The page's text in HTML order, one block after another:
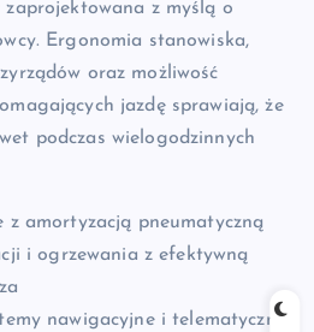
z myślą o
Ergonomia stanowiska,
oraz możliwość
jazdę sprawiają, że
podczas wielogodzinnych
z amortyzacją pneumatyczną
i ogrzewania z efektywną
nawigacyjne i telematyczne